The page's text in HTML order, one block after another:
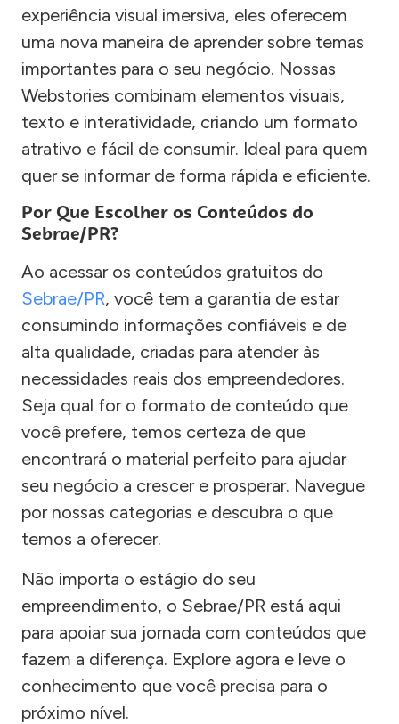
experiência visual imersiva, eles oferecem
uma nova maneira de aprender sobre temas
importantes para o seu negócio. Nossas
Webstories combinam elementos visuais,
texto e interatividade, criando um formato
atrativo e fácil de consumir. Ideal para quem
quer se informar de forma rápida e eficiente.
Por Que Escolher os Conteúdos do
Sebrae/PR?
Ao acessar os conteúdos gratuitos do
Sebrae/PR, você tem a garantia de estar
consumindo informações confiáveis e de
alta qualidade, criadas para atender às
necessidades reais dos empreendedores.
Seja qual for o formato de conteúdo que
você prefere, temos certeza de que
encontrará o material perfeito para ajudar
seu negócio a crescer e prosperar. Navegue
por nossas categorias e descubra o que
temos a oferecer.
Não importa o estágio do seu
empreendimento, o Sebrae/PR está aqui
para apoiar sua jornada com conteúdos que
fazem a diferença. Explore agora e leve o
conhecimento que você precisa para o
próximo nível.